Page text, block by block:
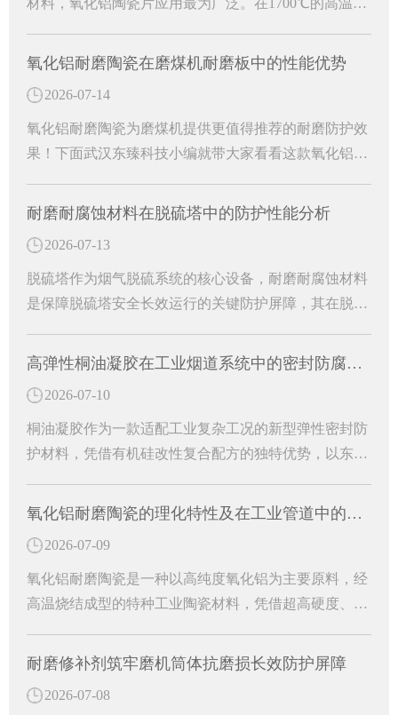
白色刚玉耐磨防护材料。成为工业烟风管道长效防护的
氧化铝耐磨陶瓷在磨煤机耐磨板中的性能优势
2026-07-14
氧化铝耐磨陶瓷为磨煤机提供更值得推荐的耐磨防护效
果！下面武汉东臻科技小编就带大家看看这款氧化铝耐
耐磨耐腐蚀材料在脱硫塔中的防护性能分析
2026-07-13
脱硫塔作为烟气脱硫系统的核心设备，耐磨耐腐蚀材料
是保障脱硫塔安全长效运行的关键防护屏障，其在脱硫
构适配与运维降本等多个方面。
高弹性桐油凝胶在工业烟道系统中的密封防腐研究
2026-07-10
桐油凝胶作为一款适配工业复杂工况的新型弹性密封防
护材料，凭借有机硅改性复合配方的独特优势，以东臻
运行中的各类病害难题。
氧化铝耐磨陶瓷的理化特性及在工业管道中的防护作用
2026-07-09
氧化铝耐磨陶瓷是一种以高纯度氧化铝为主要原料，经
高温烧结成型的特种工业陶瓷材料，凭借超高硬度、超
管道防护的核心耐磨材料。能够从根源上解决管道磨损
命，是工业管道长效防护的关键配件。
耐磨修补剂筑牢磨机筒体抗磨损长效防护屏障
2026-07-08